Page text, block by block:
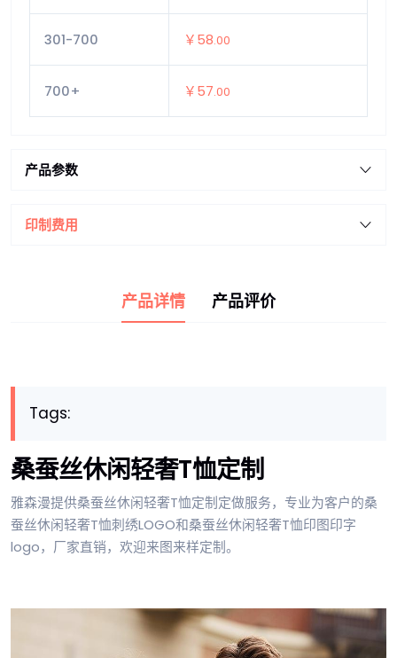
301-700 ￥58.00
700+ ￥57.00
产品参数
印制费用
产品详情 产品评价
Tags:
桑蚕丝休闲轻奢T恤定制
雅森漫提供桑蚕丝休闲轻奢T恤定制定做服务，专业为客户的桑
蚕丝休闲轻奢T恤刺绣LOGO和桑蚕丝休闲轻奢T恤印图印字
logo，厂家直销，欢迎来图来样定制。